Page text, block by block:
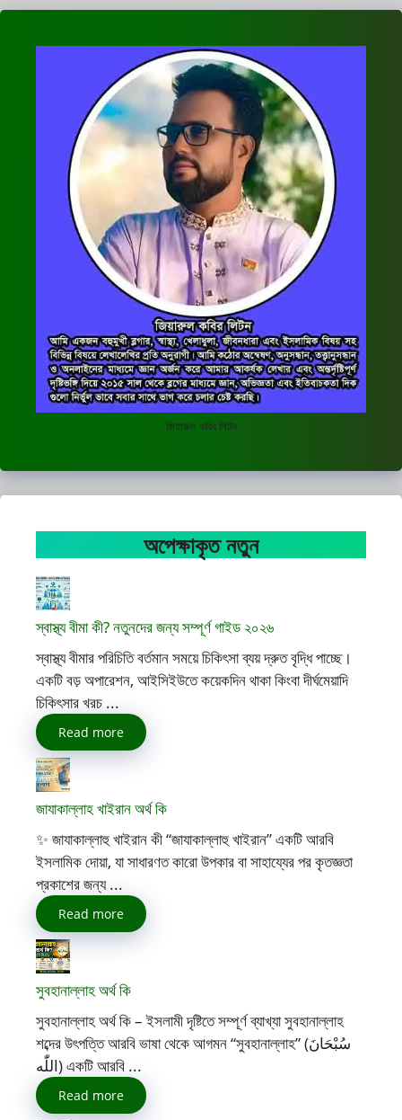
জিয়ারুল কবির লিটন
অপেক্ষাকৃত নতুন
স্বাস্থ্য বীমা কী? নতুনদের জন্য সম্পূর্ণ গাইড ২০২৬
স্বাস্থ্য বীমার পরিচিতি বর্তমান সময়ে চিকিৎসা ব্যয় দ্রুত বৃদ্ধি পাচ্ছে।
একটি বড় অপারেশন, আইসিইউতে কয়েকদিন থাকা কিংবা দীর্ঘমেয়াদি
চিকিৎসার খরচ ...
Read more
জাযাকাল্লাহ খাইরান অর্থ কি
✨ জাযাকাল্লাহু খাইরান কী “জাযাকাল্লাহু খাইরান” একটি আরবি
ইসলামিক দোয়া, যা সাধারণত কারো উপকার বা সাহায্যের পর কৃতজ্ঞতা
প্রকাশের জন্য ...
Read more
সুবহানাল্লাহ অর্থ কি
সুবহানাল্লাহ অর্থ কি – ইসলামী দৃষ্টিতে সম্পূর্ণ ব্যাখ্যা সুবহানাল্লাহ
শব্দের উৎপত্তি আরবি ভাষা থেকে আগমন “সুবহানাল্লাহ” (سُبْحَانَ
اللّٰه) একটি আরবি ...
Read more